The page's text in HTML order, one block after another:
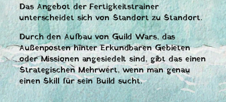
Das Angebot der Fertigkeitstrainer
unterscheidet sich von Standort zu Standort.
Durch den Aufbau von Guild Wars, das
Außenposten hinter Erkundbaren Gebieten
oder Missionen angesiedelt sind, gibt das einen
Strategischen Mehrwert, wenn man genau
einen Skill für sein Build sucht.